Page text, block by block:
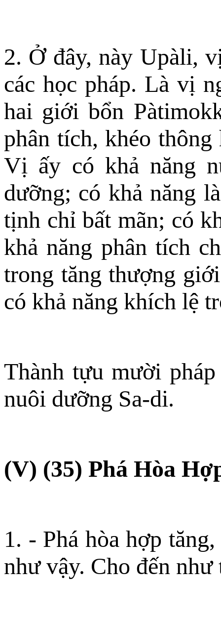
2. Ở đây, này Upàli,
các học pháp. Là vị
hai giới bổn
phân tích, khéo
Vị ấy có khả năng
dưỡng; có khả năng
tịnh chỉ bất mãn; có
khả năng phân tích
trong tăng thượng
có khả năng khích lệ
Thành tựu mười
nuôi dưỡng Sa-di.
(V) (35) Phá Hòa
1. - Phá hòa hợp
như vậy. Cho đến như